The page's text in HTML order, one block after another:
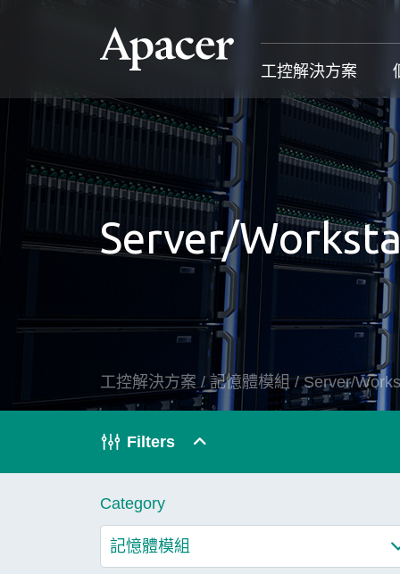
工控解決方案
工控解決方案
工控解決方案總覽
固態硬碟
記憶體模組
產業應用
成功案例
技術
個人 & 商務解決方案
個人 & 商務解決方案總覽
個人解決方案 產品
商務解決方案 產品
部落格
Gaming 總覽
Gaming 產品
服務支援
工控解決
個人 & 商
Gaming
售後服務
Server/
工控解決方案 /記憶體模組/Server/
Filters
Category